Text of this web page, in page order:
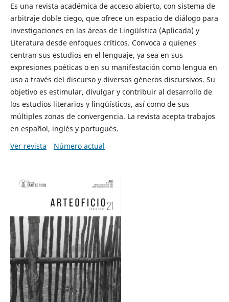
Es una revista académica de acceso abierto, con sistema de
arbitraje doble ciego, que ofrece un espacio de diálogo para
investigaciones en las áreas de Lingüística (Aplicada) y
Literatura desde enfoques críticos. Convoca a quienes
centran sus estudios en el lenguaje, ya sea en sus
expresiones poéticas o en su manifestación como lengua en
uso a través del discurso y diversos géneros discursivos. Su
objetivo es estimular, divulgar y contribuir al desarrollo de
los estudios literarios y lingüísticos, así como de sus
múltiples zonas de convergencia. La revista acepta trabajos
en español, inglés y portugués.
Ver revista
Número actual